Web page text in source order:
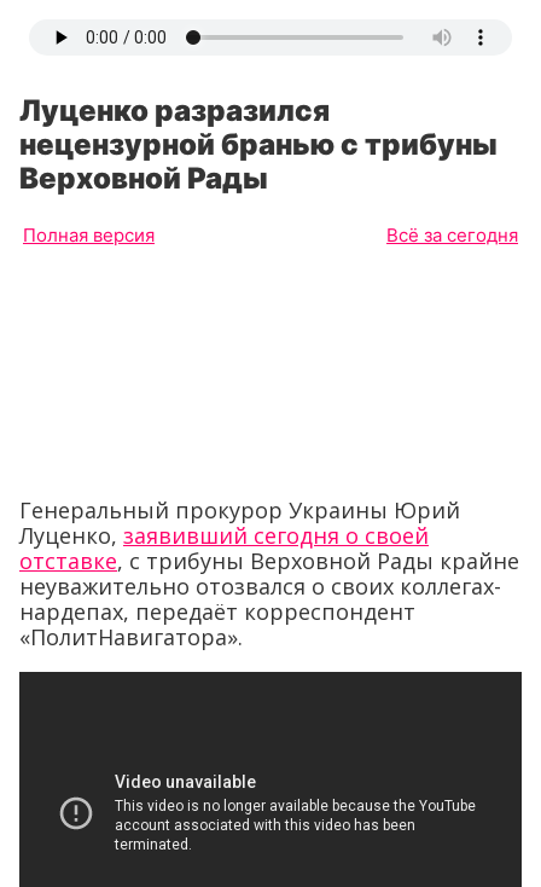
Луценко разразился
нецензурной бранью с трибуны
Верховной Рады
Полная версия Всё за сегодня
Генеральный прокурор Украины Юрий
Луценко, заявивший сегодня о своей
отставке, с трибуны Верховной Рады крайне
неуважительно отозвался о своих коллегах-
нардепах, передаёт корреспондент
«ПолитНавигатора».